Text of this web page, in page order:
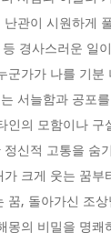
관이 시원하게
경사스러운 일
군가가 나를 기분
서늘함과 공포
인의 모함이나 구
신적 고통을 숨
가 크게 웃는 꿈부
꿈, 돌아가신 조
몽의 비밀을 명쾌